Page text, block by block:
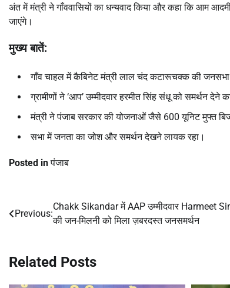
अंत में मंत्री ने गाँववासियों का धन्यवाद किया और कहा कि आम
जाएंगे।
मुख्य बातें:
गाँव चाहल में कैबिनेट मंत्री लाल चंद कटारूचक्क की
ग्रामीणों ने ‘आप’ उम्मीदवार हरमीत सिंह संधू को समर्थन देने
मंत्री ने पंजाब सरकार की योजनाओं जैसे 600 यूनिट मुफ्त
सभा में जनता का जोश और समर्थन देखने लायक रहा।
Posted inपंजाब
Post
Previous:
Chakk Sikandar में AAP उम्मीदवार Harmeet
की जन-मिलनी को मिला ज़बरदस्त जनसमर्थन
Related Posts